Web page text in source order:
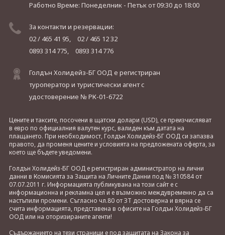
Работно Време: Понеделник - Петъкот 09:30 до 18:00
За контакти и резервации:
02 / 465 41 95,
02 / 465 12 32
0893 314 775,
0893 314 776
Голдън Холидейз-БГ ООД е регистриран
туроператор и туристически агент с
удостоверение № РК-01-6722
Цените и таксите, посочени в щатски долари (USD), се преизчисляват
в евро по официалния валутен курс, валиден към датата на
плащането. При необходимост, Голдън Холидейз-БГ ООД си запазва
правото, да променя цените и условията на предложената оферта, за
което ще бъдете уведомени.
Голдън Холидейз-БГ ООД е регистриран администратор на лични
данни в Комисията за Защита на Личните Данни под № 310584 от
07.07.2011 г. Информацията публикувана на този сайт е с
информационна и рекламна цел и е възможно междувременно да са
настъпили промени. Съгласно чл.80 от ЗТ достоверна и вярна се
счита информацията, представена в офисите на Голдън Холидейз-БГ
ООД или на оторизираните агенти!
Съдържанието на тези страници е под защитата на Закона за